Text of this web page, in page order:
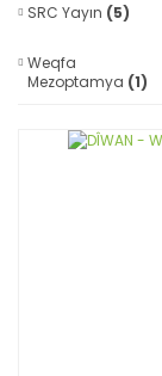
SRC Yayın (5)
Weqfa
Mezoptamya (1)